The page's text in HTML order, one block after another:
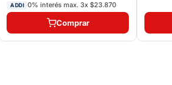
ADDI 0% interés max. 3x $23.870
Comprar